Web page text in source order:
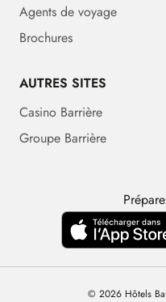
Agents de voyage
Brochures
AUTRES SITES
Casino Barrière
Groupe Barrière
© 2026 Hôtels